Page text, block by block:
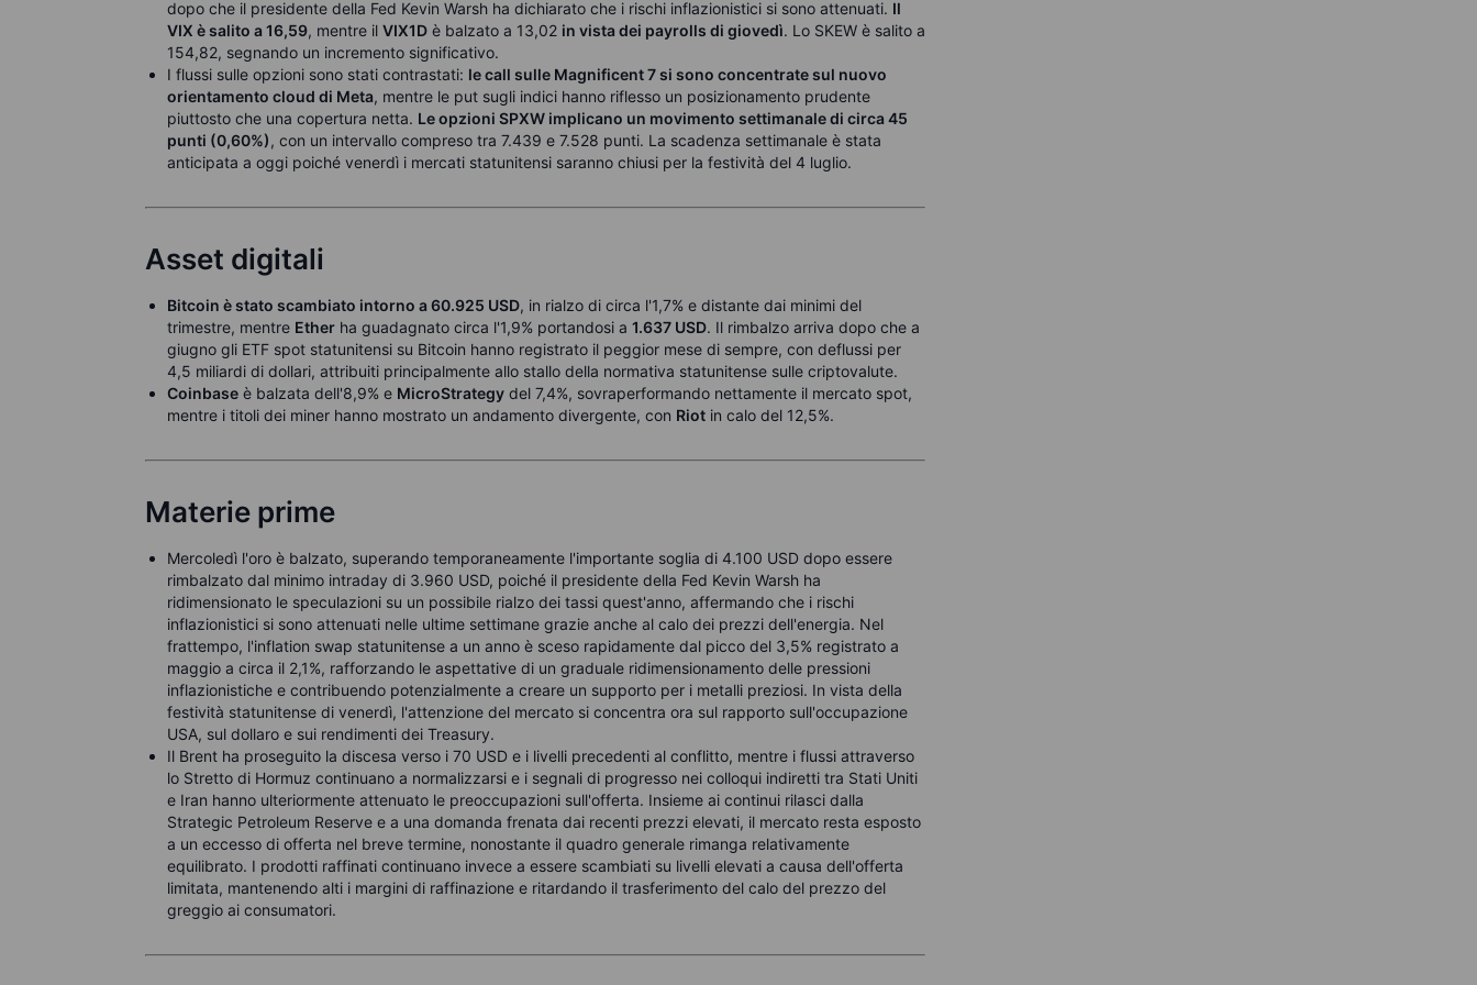
dopo che il presidente della Fed Kevin Warsh ha dichiarato che i rischi inflazionistici si sono attenuati. Il
VIX è salito a 16,59, mentre il VIX1D è balzato a 13,02 in vista dei payrolls di giovedì. Lo SKEW è salito a
154,82, segnando un incremento significativo.
I flussi sulle opzioni sono stati contrastati: le call sulle Magnificent 7 si sono concentrate sul nuovo
orientamento cloud di Meta, mentre le put sugli indici hanno riflesso un posizionamento prudente
piuttosto che una copertura netta. Le opzioni SPXW implicano un movimento settimanale di circa 45
punti (0,60%), con un intervallo compreso tra 7.439 e 7.528 punti. La scadenza settimanale è stata
anticipata a oggi poiché venerdì i mercati statunitensi saranno chiusi per la festività del 4 luglio.
Asset digitali
Bitcoin è stato scambiato intorno a 60.925 USD, in rialzo di circa l'1,7% e distante dai minimi del
trimestre, mentre Ether ha guadagnato circa l'1,9% portandosi a 1.637 USD. Il rimbalzo arriva dopo che a
giugno gli ETF spot statunitensi su Bitcoin hanno registrato il peggior mese di sempre, con deflussi per
4,5 miliardi di dollari, attribuiti principalmente allo stallo della normativa statunitense sulle criptovalute.
Coinbase è balzata dell'8,9% e MicroStrategy del 7,4%, sovraperformando nettamente il mercato spot,
mentre i titoli dei miner hanno mostrato un andamento divergente, con Riot in calo del 12,5%.
Materie prime
Mercoledì l'oro è balzato, superando temporaneamente l'importante soglia di 4.100 USD dopo essere
rimbalzato dal minimo intraday di 3.960 USD, poiché il presidente della Fed Kevin Warsh ha
ridimensionato le speculazioni su un possibile rialzo dei tassi quest'anno, affermando che i rischi
inflazionistici si sono attenuati nelle ultime settimane grazie anche al calo dei prezzi dell'energia. Nel
frattempo, l'inflation swap statunitense a un anno è sceso rapidamente dal picco del 3,5% registrato a
maggio a circa il 2,1%, rafforzando le aspettative di un graduale ridimensionamento delle pressioni
inflazionistiche e contribuendo potenzialmente a creare un supporto per i metalli preziosi. In vista della
festività statunitense di venerdì, l'attenzione del mercato si concentra ora sul rapporto sull'occupazione
USA, sul dollaro e sui rendimenti dei Treasury.
Il Brent ha proseguito la discesa verso i 70 USD e i livelli precedenti al conflitto, mentre i flussi attraverso
lo Stretto di Hormuz continuano a normalizzarsi e i segnali di progresso nei colloqui indiretti tra Stati Uniti
e Iran hanno ulteriormente attenuato le preoccupazioni sull'offerta. Insieme ai continui rilasci dalla
Strategic Petroleum Reserve e a una domanda frenata dai recenti prezzi elevati, il mercato resta esposto
a un eccesso di offerta nel breve termine, nonostante il quadro generale rimanga relativamente
equilibrato. I prodotti raffinati continuano invece a essere scambiati su livelli elevati a causa dell'offerta
limitata, mantenendo alti i margini di raffinazione e ritardando il trasferimento del calo del prezzo del
greggio ai consumatori.